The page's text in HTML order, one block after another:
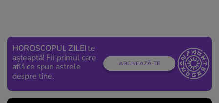
HOROSCOPUL ZILEI te
așteaptă! Fii primul care
află ce spun astrele
despre tine.
ABONEAZĂ-TE